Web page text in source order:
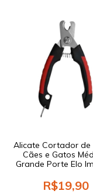
Alicate Cortador de
Cães e Gatos
Grande Porte Elo
R$19,90